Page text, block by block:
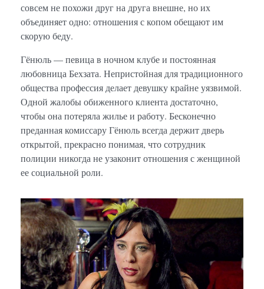
совсем не похожи друг на друга внешне, но их
объединяет одно: отношения с копом обещают им
скорую беду.
Гёнюль — певица в ночном клубе и постоянная
любовница Бехзата. Непристойная для традиционного
общества профессия делает девушку крайне уязвимой.
Одной жалобы обиженного клиента достаточно,
чтобы она потеряла жилье и работу. Бесконечно
преданная комиссару Гёнюль всегда держит дверь
открытой, прекрасно понимая, что сотрудник
полиции никогда не узаконит отношения с женщиной
ее социальной роли.